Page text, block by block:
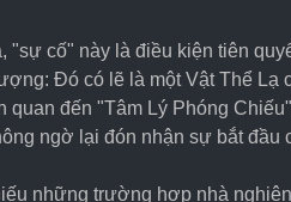
cố" này là điều kiện tiên
Đó có lẽ là một Vật Thể Lạ
quan đến "Tâm Lý Phóng
ngờ lại đón nhận sự bắt đầu
những trường hợp nhà